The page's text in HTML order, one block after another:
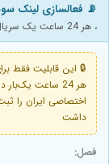
📡 فعالسازی لینک
، هر 24 ساعت یک سریال برای یک کاربر ویژه
🔒 این قابلیت فقط
اختصاصی ایران را
داشت
فصل: